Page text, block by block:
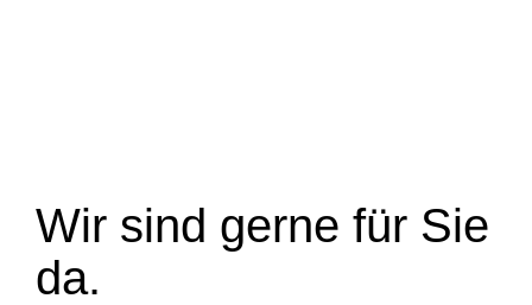
Wir sind gerne für Sie
da.